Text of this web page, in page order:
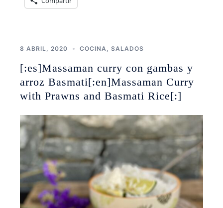
8 ABRIL, 2020 COCINA SALADOS
[:es]Massaman curry con gambas y
arroz Basmati[:en]Massaman Curry
with Prawns and Basmati Rice[:]